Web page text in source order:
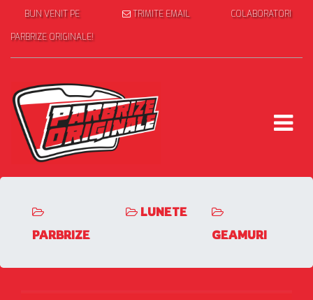
BUN VENIT PE
PARBRIZE ORIGINALE!
TRIMITE EMAIL COLABORATORI
PARBRIZE
LUNETE
GEAMURI